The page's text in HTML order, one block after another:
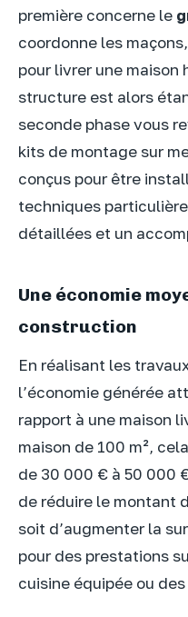
première concerne le
coordonne les
pour livrer une maison
structure est alors
seconde phase vous
kits de montage sur
conçus pour être
techniques
détaillées et un
Une économie
construction
En réalisant les
l’économie générée
rapport à une maison
maison de 100 m²,
de 30 000 € à 50 000
de réduire le montant
soit d’augmenter la
pour des prestations
cuisine équipée ou